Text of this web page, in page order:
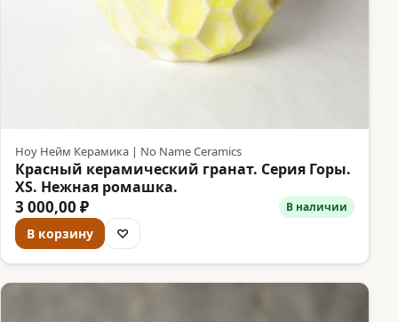
Ноу Нейм Керамика | No Name Ceramics
Красный керамический гранат. Серия Горы.
XS. Нежная ромашка.
3 000,00 ₽ В наличии
В корзину ♡